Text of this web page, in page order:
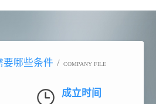
要哪些条件 / COMPANY FILE
成立时间